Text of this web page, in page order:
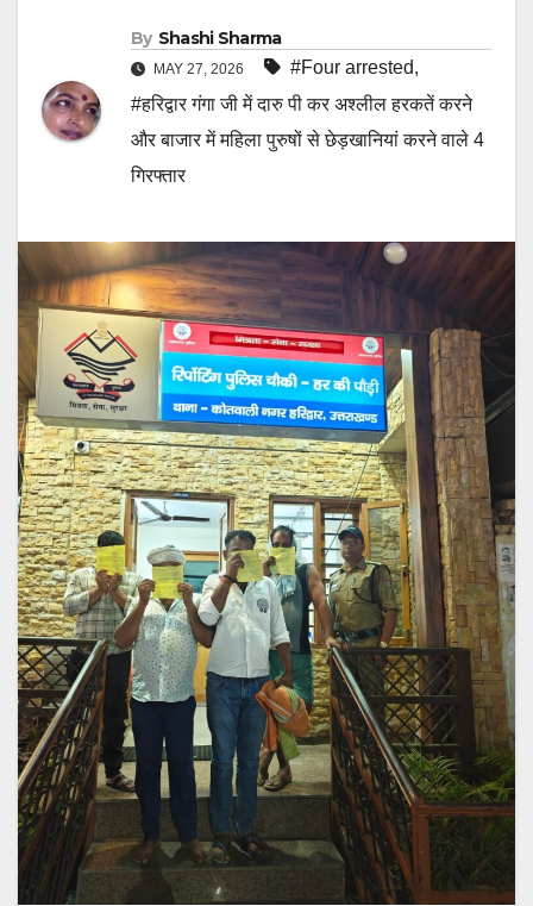
By Shashi Sharma
MAY 27, 2026 #Four arrested,
#हरिद्वार गंगा जी में दारु पी कर अश्लील हरकतें करने
और बाजार में महिला पुरुषों से छेड़खानियां करने वाले 4
गिरफ्तार